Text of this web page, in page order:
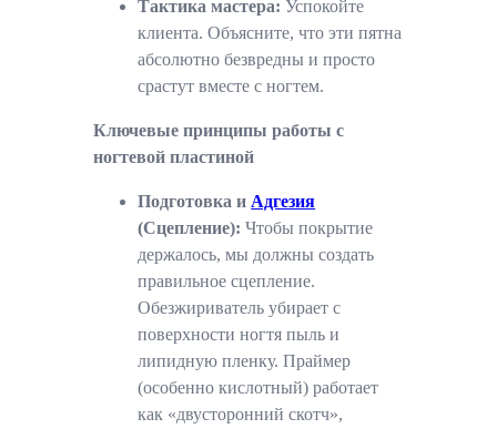
Тактика мастера: Успокойте
клиента. Объясните, что эти пятна
абсолютно безвредны и просто
срастут вместе с ногтем.
Ключевые принципы работы с
ногтевой пластиной
Подготовка и Адгезия
(Сцепление): Чтобы покрытие
держалось, мы должны создать
правильное сцепление.
Обезжириватель убирает с
поверхности ногтя пыль и
липидную пленку. Праймер
(особенно кислотный) работает
как «двусторонний скотч»,